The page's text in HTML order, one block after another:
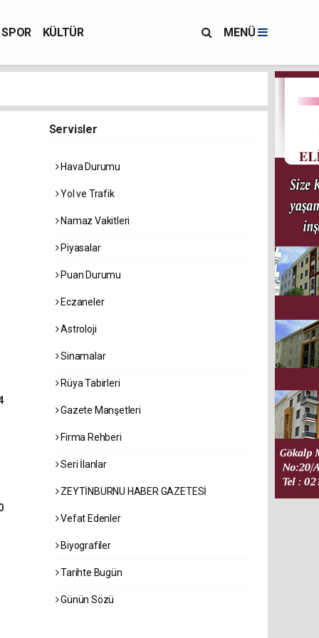
SPOR KÜLTÜR MENÜ
Servisler
Hava Durumu
Yol ve Trafik
Namaz Vakitleri
Piyasalar
Puan Durumu
Eczaneler
Astroloji
Sinamalar
Rüya Tabirleri
Gazete Manşetleri
Firma Rehberi
Seri İlanlar
ZEYTİNBURNU HABER GAZETESİ
Vefat Edenler
Biyografiler
Tarihte Bugün
Günün Sözü